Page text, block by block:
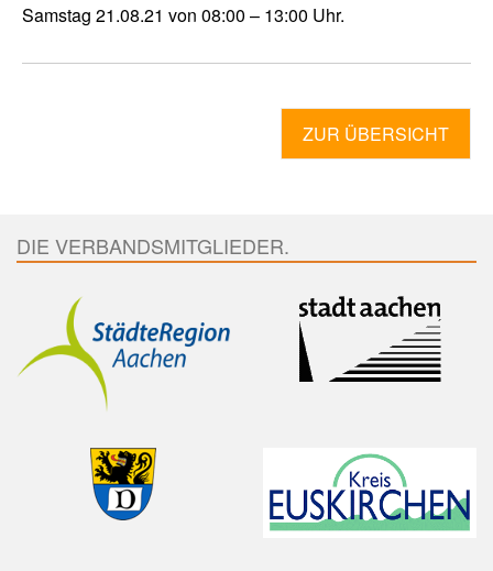
Samstag 21.08.21 von 08:00 – 13:00 Uhr.
ZUR ÜBERSICHT
DIE VERBANDSMITGLIEDER.